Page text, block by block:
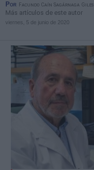
Por Facundo Caín Sagárnaga Giles
Más artículos de este autor
viernes, 5 de junio de 2020